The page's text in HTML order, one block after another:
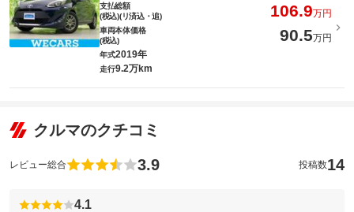
支払総額
(税込)(リ済込・追)
106.9万円
車両本体価格
(税込)
90.5万円
年式2019年
走行9.2万km
クルマのクチコミ
レビュー総合 3.9 投稿数14
4.1